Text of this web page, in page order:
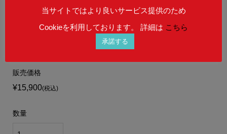
げます。
販売価格
¥15,900(税込)
数量
当サイトではより良いサービス提供のため
Cookieを利用しております。 詳細は こちら
承諾する